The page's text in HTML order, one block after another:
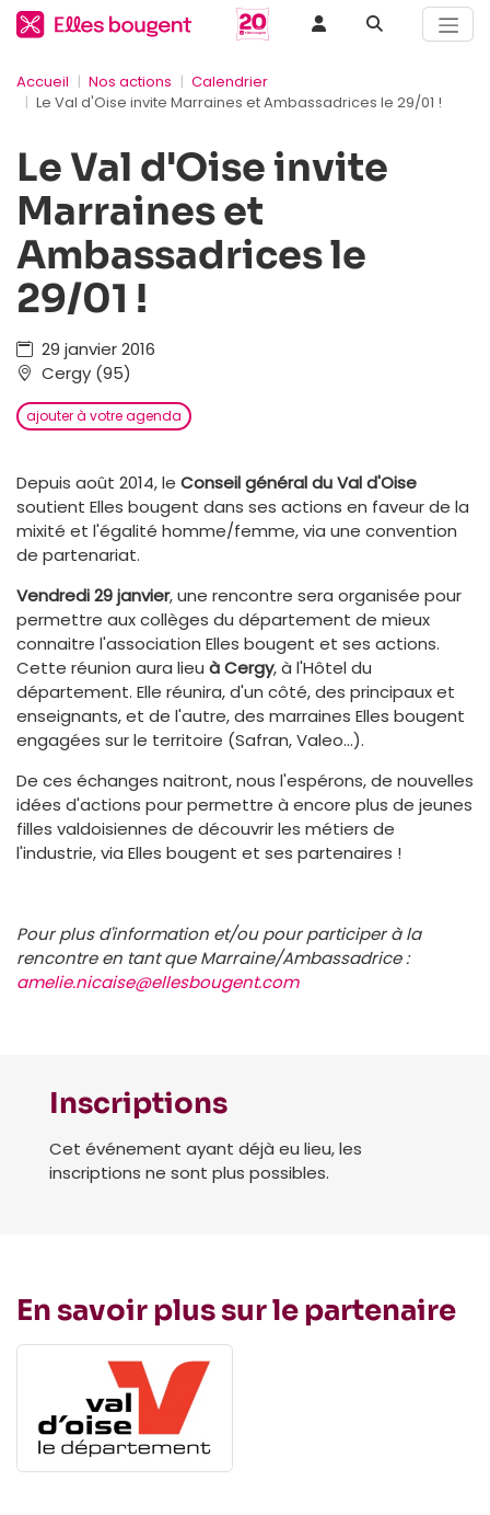
Accueil Nos actions
Calendrier
Le Val d'Oise invite Marraines et Ambassadrices le 29/01 !
Le Val d'Oise invite
Marraines et
Ambassadrices le
29/01 !
29 janvier 2016
Cergy (95)
ajouter à votre agenda
Depuis août 2014, le Conseil général du Val d'Oise
soutient Elles bougent dans ses actions en faveur de la
mixité et l'égalité homme/femme, via une convention
de partenariat.
Vendredi 29 janvier, une rencontre sera organisée pour
permettre aux collèges du département de mieux
connaitre l'association Elles bougent et ses actions.
Cette réunion aura lieu à Cergy, à l'Hôtel du
département. Elle réunira, d'un côté, des principaux et
enseignants, et de l'autre, des marraines Elles bougent
engagées sur le territoire (Safran, Valeo...).
De ces échanges naitront, nous l'espérons, de nouvelles
idées d'actions pour permettre à encore plus de jeunes
filles valdoisiennes de découvrir les métiers de
l'industrie, via Elles bougent et ses partenaires !
Pour plus d'information et/ou pour participer à la
rencontre en tant que Marraine/Ambassadrice :
amelie.nicaise@ellesbougent.com
Inscriptions
Cet événement ayant déjà eu lieu, les
inscriptions ne sont plus possibles.
En savoir plus sur le partenaire